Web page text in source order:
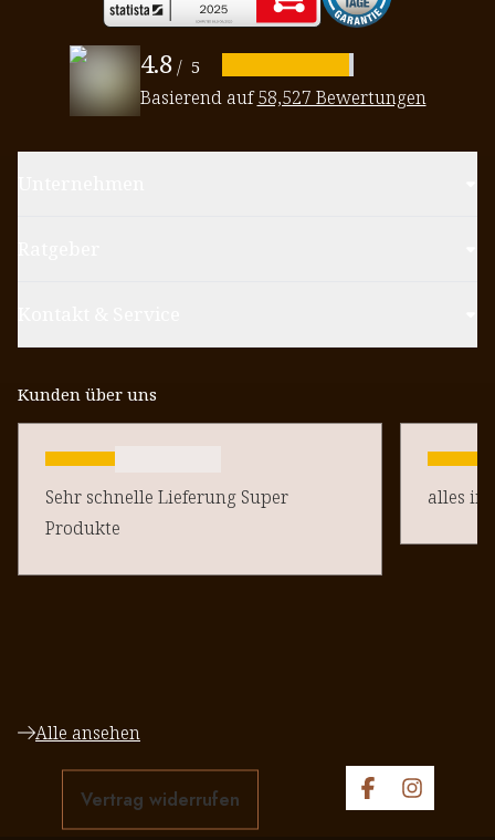
4.8 / 5
Basierend auf58,527 Bewertungen
Kunden über uns
Sehr schnelle Lieferung Super
Produkte
alles in
Alle ansehen
Vertrag widerrufen